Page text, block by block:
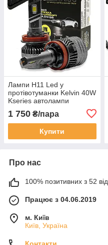
Лампи H11 Led у
протівотуманки Kelvin 40W
Kseries автолампи
1 750 ₴/пара
Купити
Про нас
100% позитивних з 52
Працює з 04.06.2019
м. Київ
Київ, Україна